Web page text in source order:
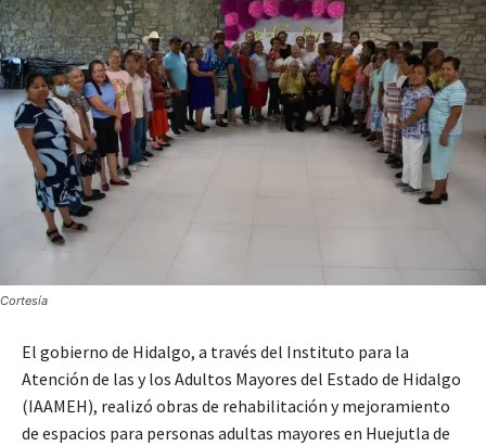
Cortesía
El gobierno de Hidalgo, a través del Instituto para la
Atención de las y los Adultos Mayores del Estado de Hidalgo
(IAAMEH), realizó obras de rehabilitación y mejoramiento
de espacios para personas adultas mayores en Huejutla de